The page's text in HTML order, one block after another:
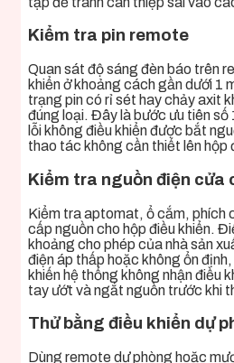
Kiểm tra pin remote
Quan sát độ sáng đèn báo trên
khiển ở khoảng cách gần dưới 1
trạng pin có rỉ sét hay chảy axit
đúng loại. Đây là bước ưu tiên số
lỗi không điều khiển được bắt
thao tác không cần thiết lên hộp
Kiểm tra nguồn điện cửa
Kiểm tra aptomat, ổ cắm, phích
cấp nguồn cho hộp điều khiển.
khoảng cho phép của nhà sản
điện áp thấp hoặc không ổn
khiến hệ thống không nhận điều
tay ướt và ngắt nguồn trước khi
Thử bằng điều khiển dự
Dùng remote dự phòng hoặc